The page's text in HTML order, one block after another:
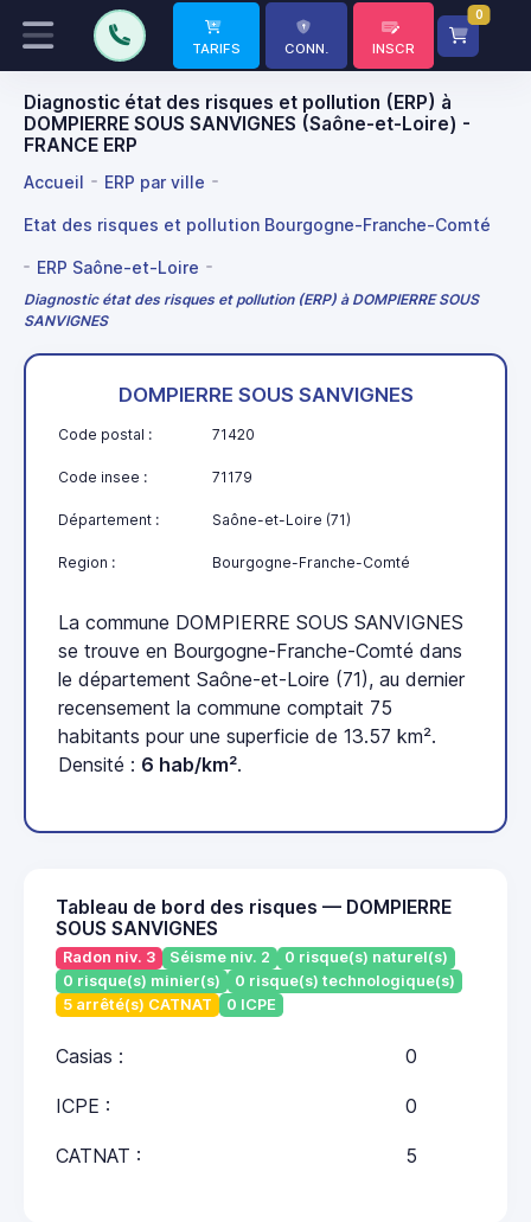
TARIFS CONN. INSCR
0
Diagnostic état des risques et pollution (ERP) à
DOMPIERRE SOUS SANVIGNES (Saône-et-Loire) -
FRANCE ERP
Accueil ERP par ville
Etat des risques et pollution Bourgogne-Franche-Comté
ERP Saône-et-Loire
Diagnostic état des risques et pollution (ERP) à DOMPIERRE SOUS
SANVIGNES
DOMPIERRE SOUS SANVIGNES
Code postal : 71420
Code insee : 71179
Département : Saône-et-Loire (71)
Region : Bourgogne-Franche-Comté
La commune DOMPIERRE SOUS SANVIGNES
se trouve en Bourgogne-Franche-Comté dans
le département Saône-et-Loire (71), au dernier
recensement la commune comptait 75
habitants pour une superficie de 13.57 km².
Densité : 6 hab/km².
Tableau de bord des risques — DOMPIERRE
SOUS SANVIGNES
Radon niv. 3 Séisme niv. 2
0 risque(s) naturel(s)
0 risque(s) minier(s)
0 risque(s) technologique(s)
5 arrêté(s) CATNAT
0 ICPE
Casias : 0
ICPE : 0
CATNAT : 5